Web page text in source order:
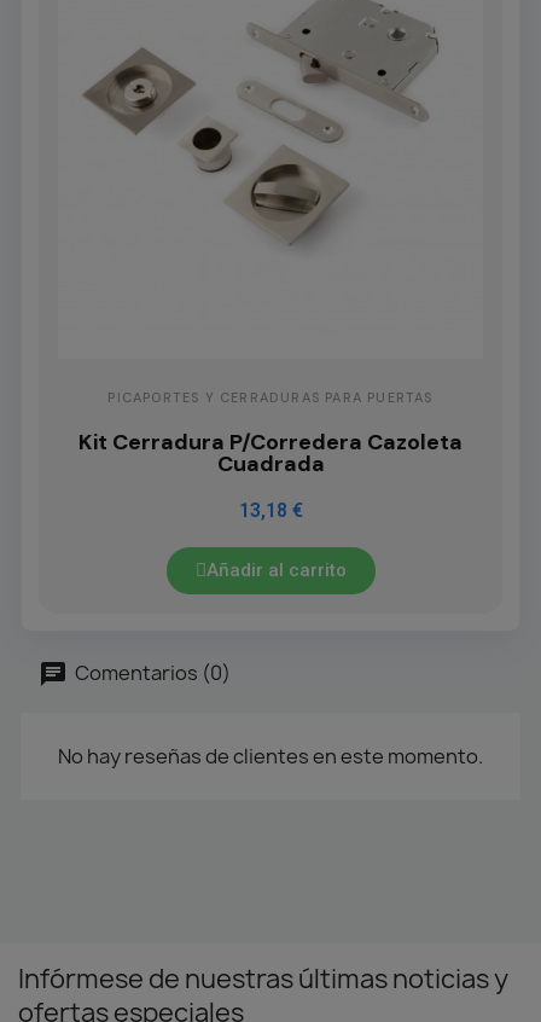
PICAPORTES Y CERRADURAS PARA PUERTAS
Kit Cerradura P/Corredera Cazoleta
Cuadrada
13,18 €
Añadir al carrito
Comentarios (0)
No hay reseñas de clientes en este momento.
Infórmese de nuestras últimas noticias y
ofertas especiales